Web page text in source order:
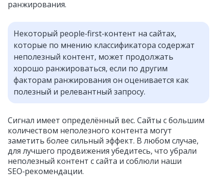
ранжирования.
Некоторый people‑first‑контент на сайтах,
которые по мнению классификатора содержат
неполезный контент, может продолжать
хорошо ранжироваться, если по другим
факторам ранжирования он оценивается как
полезный и релевантный запросу.
Сигнал имеет определённый вес. Сайты с большим
количеством неполезного контента могут
заметить более сильный эффект. В любом случае,
для лучшего продвижения убедитесь, что убрали
неполезный контент с сайта и соблюли наши
SEO‑рекомендации.